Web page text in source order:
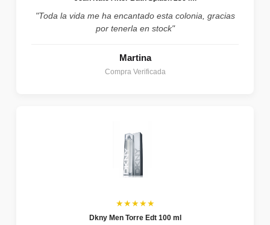
"Toda la vida me ha encantado esta colonia, gracias
por tenerla en stock"
Martina
Compra Verificada
★★★★★
Dkny Men Torre Edt 100 ml